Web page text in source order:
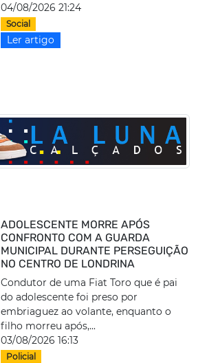
04/08/2026 21:24
Social
Ler artigo
ADOLESCENTE MORRE APÓS
CONFRONTO COM A GUARDA
MUNICIPAL DURANTE PERSEGUIÇÃO
NO CENTRO DE LONDRINA
Condutor de uma Fiat Toro que é pai
do adolescente foi preso por
embriaguez ao volante, enquanto o
filho morreu após,...
03/08/2026 16:13
Policial